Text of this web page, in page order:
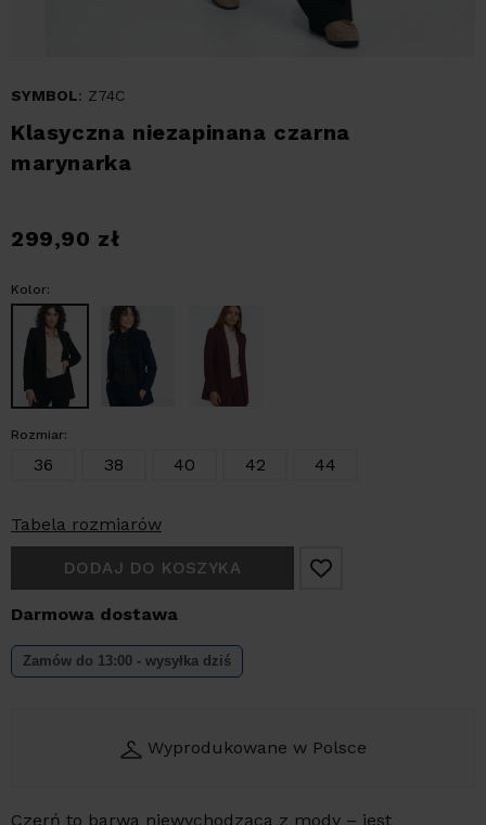
SYMBOL: Z74C
Klasyczna niezapinana czarna
marynarka
299,90 zł
Kolor:
Rozmiar:
36 38 40 42 44
Tabela rozmiarów
DODAJ DO KOSZYKA
Darmowa dostawa
Zamów do 13:00 - wysyłka dziś
Wyprodukowane w Polsce
Czerń to barwa niewychodząca z mody – jest